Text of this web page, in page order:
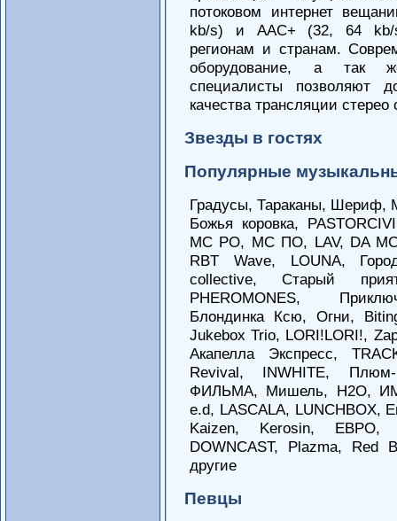
потоковом интернет
kb/s) и AAC+ (32, 64 kb/
регионам и странам.
оборудование, а так
специалисты позволяют
качества трансляции стерео
Звезды в гостях
Популярные
Градусы, Тараканы, Шериф,
Божья коровка,
MC PO, MC ПО, LAV, DA
RBT Wave, LOUNA,
collective, Старый
PHEROMONES,
Блондинка Ксю, Огни,
Jukebox Trio, LORI!LORI!,
Акапелла Экспресс,
Revival, INWHITE,
ФИЛЬМА, Мишель, H2O,
e.d, LASCALA, LUNCHBOX,
Kaizen, Kerosin, ЕВРО,
DOWNCAST, Plazma, Red
другие
Певцы